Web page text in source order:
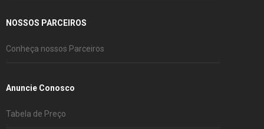
NOSSOS PARCEIROS
Conheça nossos Parceiros
Anuncie Conosco
Tabela de Preço